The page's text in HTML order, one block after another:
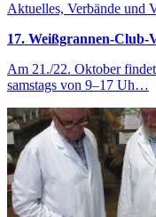
Aktuelles, Verbände und
17. Weißgrannen-Club-
Am 21./22. Oktober
samstags von 9–17 Uh…